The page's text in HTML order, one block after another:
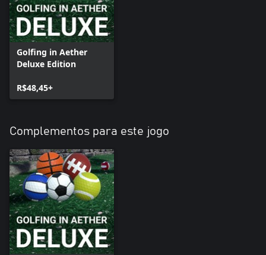
Golfing in Aether
Deluxe Edition
R$48,45+
Complementos para este jogo